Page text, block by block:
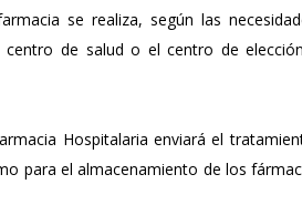
se realiza, según las
centro de salud o el centro de
Hospitalaria enviará el
para el almacenamiento de los